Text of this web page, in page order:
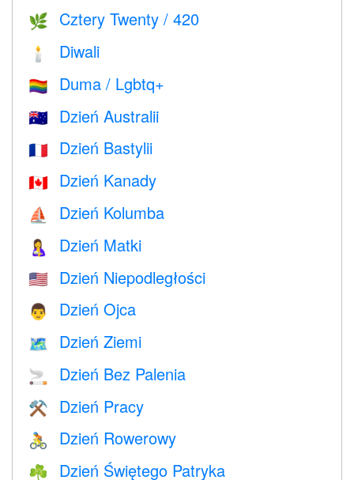
🌿 Cztery Twenty / 420
🕯 Diwali
🏳️‍🌈 Duma / Lgbtq+
🇦🇺 Dzień Australii
🇫🇷 Dzień Bastylii
🇨🇦 Dzień Kanady
⛵️ Dzień Kolumba
🤱 Dzień Matki
🇺🇸 Dzień Niepodległości
👨 Dzień Ojca
🗺️ Dzień Ziemi
🚬 Dzień Bez Palenia
⚒️ Dzień Pracy
🚴 Dzień Rowerowy
☘️ Dzień Świętego Patryka